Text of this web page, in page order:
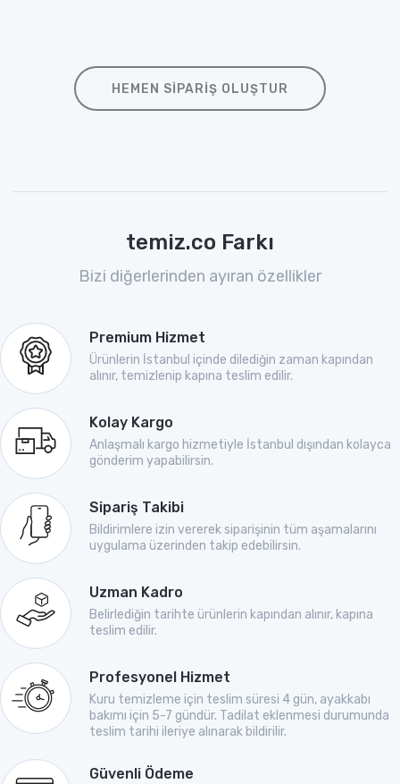
HEMEN SIPARIŞ OLUŞTUR
temiz.co Farkı
Bizi diğerlerinden ayıran özellikler
Premium Hizmet
Ürünlerin İstanbul içinde dilediğin zaman kapından
alınır, temizlenip kapına teslim edilir.
Kolay Kargo
Anlaşmalı kargo hizmetiyle İstanbul dışından kolayca
gönderim yapabilirsin.
Sipariş Takibi
Bildirimlere izin vererek siparişinin tüm aşamalarını
uygulama üzerinden takip edebilirsin.
Uzman Kadro
Belirlediğin tarihte ürünlerin kapından alınır, kapına
teslim edilir.
Profesyonel Hizmet
Kuru temizleme için teslim süresi 4 gün, ayakkabı
bakımı için 5-7 gündür. Tadilat eklenmesi durumunda
teslim tarihi ileriye alınarak bildirilir.
Güvenli Ödeme